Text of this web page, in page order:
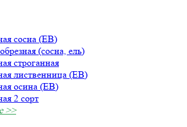
сосна (ЕВ)
(сосна, ель)
строганная
лиственница (ЕВ)
осина (ЕВ)
2 сорт
>>